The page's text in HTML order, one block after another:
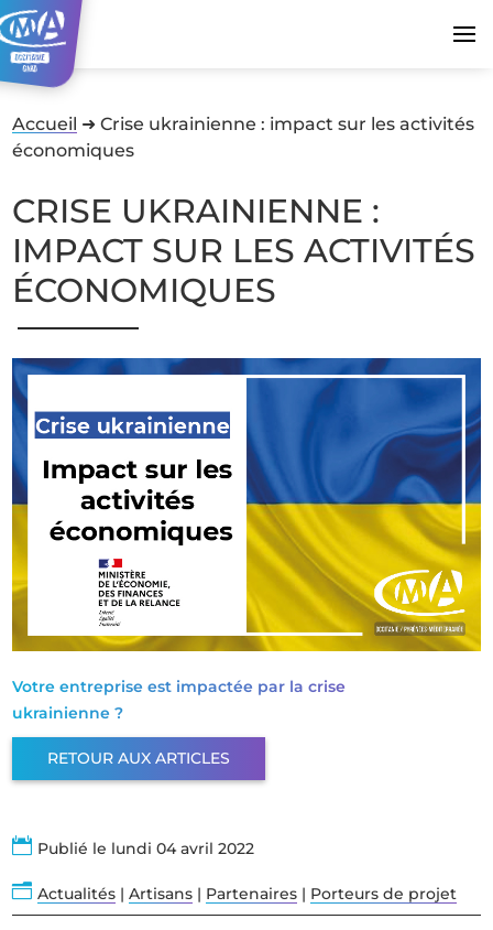
Accueil ➜Crise ukrainienne : impact sur les activités
économiques
CRISE UKRAINIENNE :
IMPACT SUR LES ACTIVITÉS
ÉCONOMIQUES
Votre entreprise est impactée par la crise
ukrainienne ?
RETOUR AUX ARTICLES
 Publié le lundi 04 avril 2022
n Actualités |Artisans | Partenaires | Porteurs de projet